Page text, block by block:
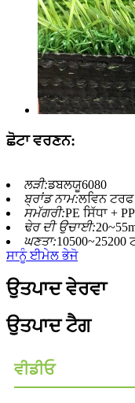
ਛੋਟਾ ਵਰਣਨ:
ਲੜੀ:ਡਬਲਯੂ6080
ਬ੍ਰਾਂਡ ਨਾਮ:ਲਵਿਨ ਟਰਫ
ਸਮੱਗਰੀ:PE ਸਿੱਧਾ +
ਢੇਰ ਦੀ ਉਚਾਈ:
ਘਣਤਾ:
ਸਾਨੂੰ ਈਮੇਲ ਭੇਜੋ
ਉਤਪਾਦ ਵੇਰਵਾ
ਉਤਪਾਦ ਟੈਗ
ਵੀਡੀਓ